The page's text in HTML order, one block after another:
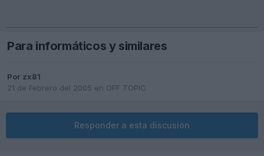
Para informáticos y similares
Por zx81
21 de Febrero del 2005 en OFF TOPIC
Responder a esta discusión